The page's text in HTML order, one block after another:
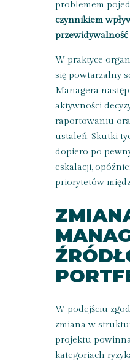
problemem
czynnikiem
przewidywalność
W praktyce
się powtarzalny
Managera
aktywności
raportowaniu
ustaleń. Skutki
dopiero po
eskalacji,
priorytetów
W podejściu
zmiana w
projektu
kategoriach